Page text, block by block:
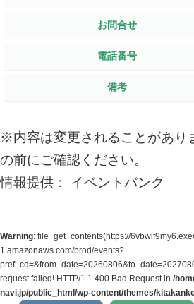
お問合せ
電話番号
備考
※内容は変更されることがあり
の前にご確認ください。
情報提供： イベントバンク
Warning: file_get_contents(https://
1.amazonaws.com/prod/events?
request failed! HTTP/1.1 400 Bad Request in /
navi.jp/public_html/wp-content/themes/